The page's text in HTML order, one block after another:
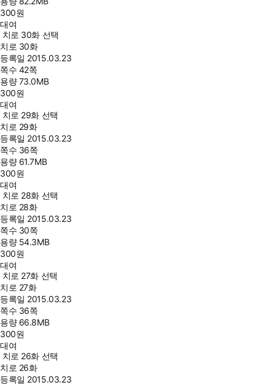
300원
대여
치로 30화 선택
치로 30화
등록일 2015.03.23
쪽수 42쪽
용량73.0MB
300원
대여
치로 29화 선택
치로 29화
등록일 2015.03.23
쪽수 36쪽
용량 61.7MB
300원
대여
치로 28화 선택
치로 28화
등록일 2015.03.23
쪽수 30쪽
용량 54.3MB
300원
대여
치로 27화 선택
치로 27화
등록일 2015.03.23
쪽수 36쪽
용량 66.8MB
300원
대여
치로 26화 선택
치로 26화
등록일 2015.03.23